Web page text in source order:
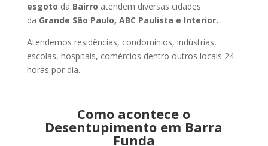
esgoto da Bairro atendem diversas cidades
da Grande São Paulo, ABC Paulista e Interior.
Atendemos residências, condomínios, indústrias,
escolas, hospitais, comércios dentro outros locais 24
horas por dia.
Como acontece o
Desentupimento em Barra
Funda